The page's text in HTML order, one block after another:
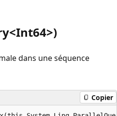
dans une séquence
Copier